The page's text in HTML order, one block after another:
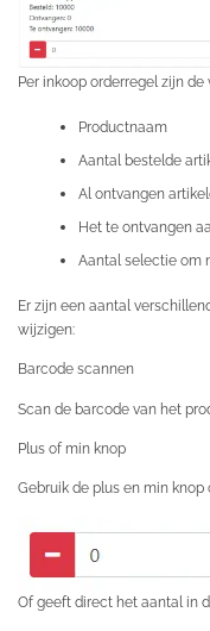
Per inkoop orderregel zijn
Productnaam
Aantal bestelde
Al ontvangen
Het te ontvangen
Aantal selectie om
Er zijn een aantal
wijzigen:
Barcode scannen
Scan de barcode van het
Plus of min knop
Gebruik de plus en min
Of geeft direct het aantal in